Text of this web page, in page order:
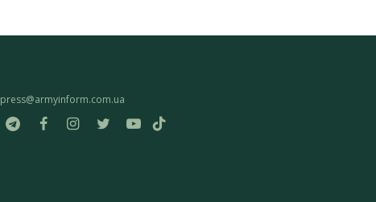
press@armyinform.com.ua